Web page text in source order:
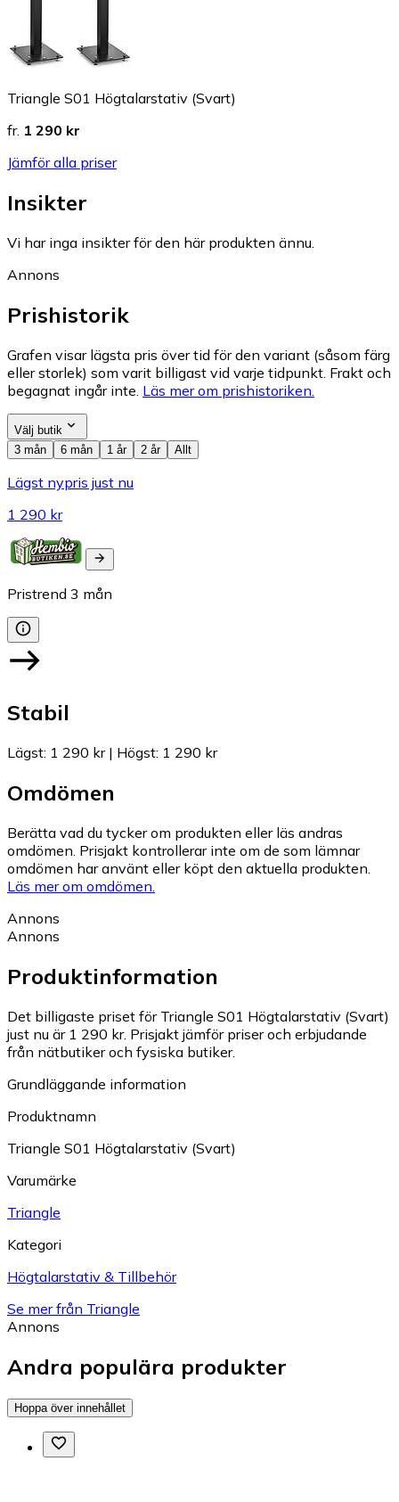
Triangle S01 Högtalarstativ (Svart)
fr. 1 290 kr
Jämför alla priser
Insikter
Vi har inga insikter för den här produkten ännu.
Annons
Prishistorik
Grafen visar lägsta pris över tid för den variant (såsom färg
eller storlek) som varit billigast vid varje tidpunkt. Frakt och
begagnat ingår inte. Läs mer om prishistoriken.
Välj butik
3 mån
6 mån 1 år 2 år Allt
Lägst nypris just nu
1 290 kr
Pristrend 3 mån
Stabil
Lägst: 1 290 kr| Högst: 1 290 kr
Omdömen
Berätta vad du tycker om produkten eller läs andras
omdömen. Prisjakt kontrollerar inte om de som lämnar
omdömen har använt eller köpt den aktuella produkten.
Läs mer om omdömen.
Annons
Annons
Produktinformation
Det billigaste priset för Triangle S01 Högtalarstativ (Svart)
just nu är 1 290 kr. Prisjakt jämför priser och erbjudande
från nätbutiker och fysiska butiker.
Grundläggande information
Produktnamn
Triangle S01 Högtalarstativ (Svart)
Varumärke
Triangle
Kategori
Högtalarstativ & Tillbehör
Se mer från Triangle
Annons
Andra populära produkter
Hoppa över innehållet